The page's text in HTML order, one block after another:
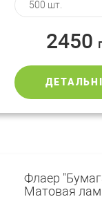
2450
Флаер
Матовая